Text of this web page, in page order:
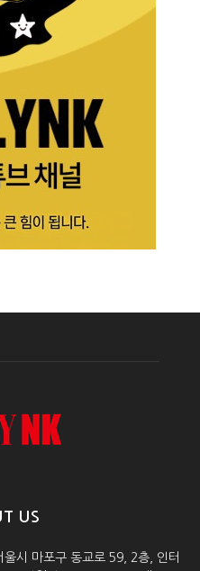
US
시 마포구 동교로 59, 2층, 인터